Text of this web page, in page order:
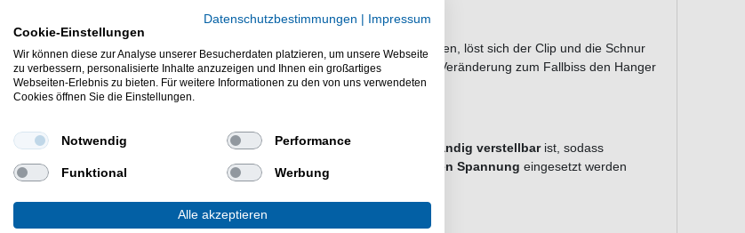
Wenn sie jedoch einen richtigen Schnurabzug an der Schnur erfahren, löst sich der Clip und die Schnur
läuft durch die Mitte des Slik Clips, sodass sie bei einer plötzlichen Veränderung zum Fallbiss den Hanger
immer noch als Anzeige auf der Schnur haben.
Ein weiterer Vorteil des Slik Clips ist es, dass dieSpannung vollständig verstellbarist, sodass
unterschiedlichste Schnurdurchmesser immer mit der optimalen Spannung eingesetzt werden
Datenschutzbestimmungen
Impressum
Cookie-Einstellungen
Wir können diese zur Analyse unserer Besucherdaten platzieren, um unsere Webseite
zu verbessern, personalisierte Inhalte anzuzeigen und Ihnen ein großartiges
Webseiten-Erlebnis zu bieten. Für weitere Informationen zu den von uns verwendeten
Cookies öffnen Sie die Einstellungen.
Notwendig Performance
Funktional Werbung
Alle akzeptieren